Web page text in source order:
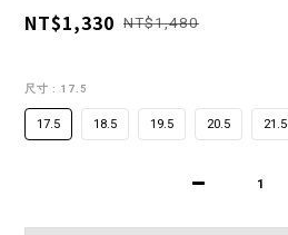
NT$1,330 NT$1,480
尺寸 : 17.5
17.5 18.5 19.5 20.5 21.5